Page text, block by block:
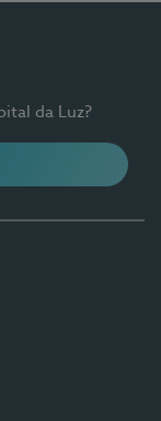
da Luz?